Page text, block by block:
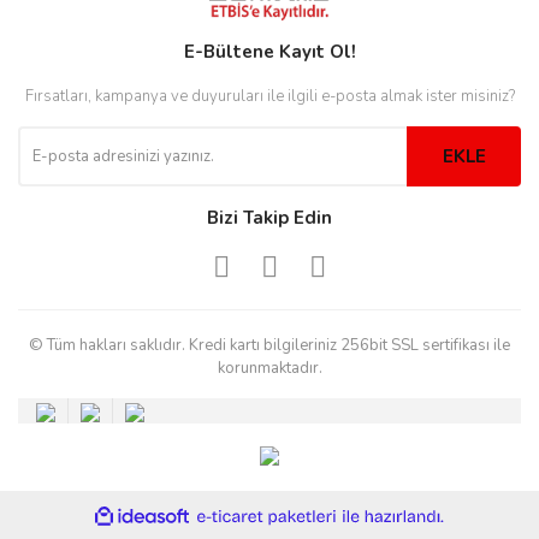
E-Bültene Kayıt Ol!
Fırsatları, kampanya ve duyuruları ile ilgili e-posta almak ister misiniz?
EKLE
Bizi Takip Edin
© Tüm hakları saklıdır. Kredi kartı bilgileriniz 256bit SSL sertifikası ile
korunmaktadır.
ideasoft
e-